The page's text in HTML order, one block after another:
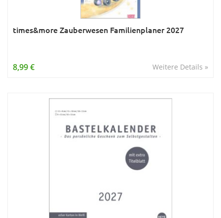
times&more Zauberwesen Familienplaner 2027
Weitere Details »
8,99 €